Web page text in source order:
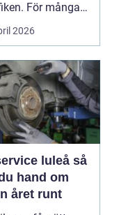
För många
cy...2026
luleå så
hand om
året runt